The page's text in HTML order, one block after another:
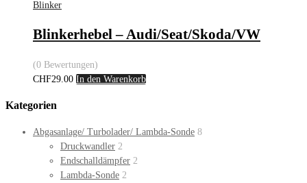
Blinker
Blinkerhebel – Audi/Seat/Skoda/VW
(0 Bewertungen)
CHF29.00 In den Warenkorb
Kategorien
Abgasanlage/ Turbolader/ Lambda-Sonde 8
Druckwandler 2
Endschalldämpfer 2
Lambda-Sonde 2